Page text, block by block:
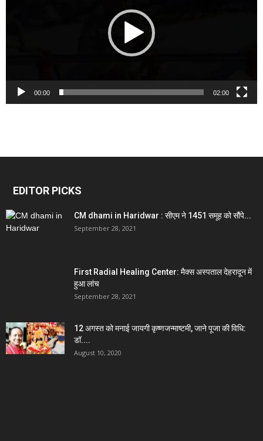
00:00 02:00
EDITOR PICKS
CM dhami in Haridwar : सीएम ने 1451 समूह को सौंपे...
September 28, 2021
First Radial Healing Center: मैक्स अस्पताल देहरादून में
हुआ लांच
September 28, 2021
12 अगस्त को मनाई जायगी कृष्णजन्माष्टमी, जाने पूजा की विधि:
डॉ....
August 10, 2020